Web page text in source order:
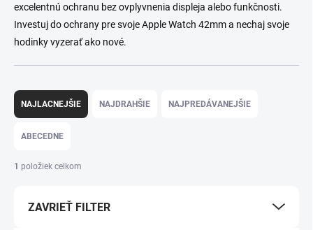
excelentnú ochranu bez ovplyvnenia displeja alebo funkčnosti.
Investuj do ochrany pre svoje Apple Watch 42mm a nechaj svoje
hodinky vyzerať ako nové.
Radenie produktov
NAJLACNEJŠIE NAJDRAHŠIE NAJPREDÁVANEJŠIE
ABECEDNE
1 položiek celkom
ZAVRIEŤ FILTER